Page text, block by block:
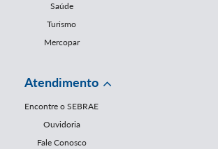
Saúde
Turismo
Mercopar
Atendimento
Encontre o SEBRAE
Ouvidoria
Fale Conosco